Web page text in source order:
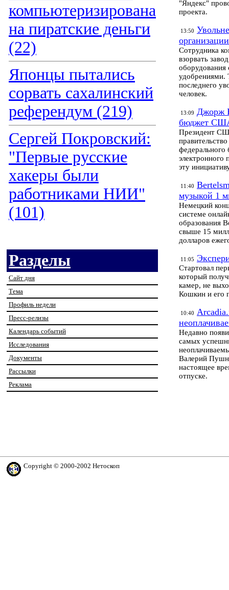
компьютеризирована
на пиратские деньги
(22)
Японцы пытались
сорвать сахалинский
референдум (219)
Сергей Покровский:
"Первые русские
хакеры были
работниками НИИ"
(101)
Разделы
Сайт дня
Тема
Профиль недели
Пресс-релизы
Календарь событий
Исследования
Документы
Рассылки
Реклама
"Яндекс"
проекта.
13:50
Cотрудника
взорвать
удобрениями.
последнего
человек.
13:09 Джорж
бюджет
Президент
федерального
электронного
эту
11:40
музыкой 1
Немецкий
системе
образования
свыше 15
долларов
11:05
Cтартовал
который
камер, не
Кошкин и его
10:40
Недавно
самых
Валерий
настоящее
отпуске.
Copyright © 2000-2002 Нетоскоп